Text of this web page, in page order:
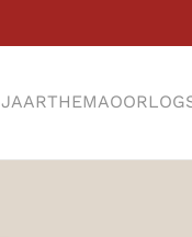
JAARTHEMA